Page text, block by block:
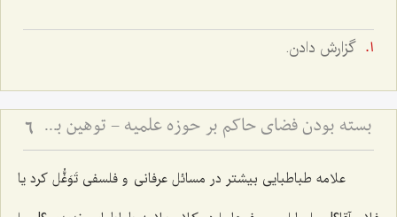
گزارش دادن.
بسته بودن فضای حاکم بر حوزه علمیه - توهین به اولیاء و سکوت حوزه علمیّه 6
علامه طباطبایی بیشتر در مسائل عرفانی و فلسفی تَوَغُّل کرد یا